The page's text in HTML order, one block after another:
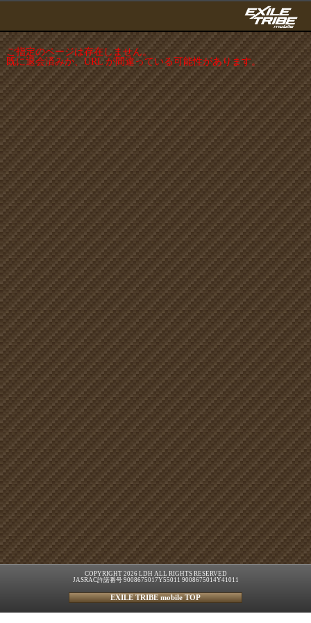
ご指定のページは存在しません。
既に退会済みか、URL が間違っている可能性があります。
COPYRIGHT 2026 LDH ALL RIGHTS RESERVED
JASRAC許諾番号 9008675017Y55011 9008675014Y41011
EXILE TRIBE mobile TOP